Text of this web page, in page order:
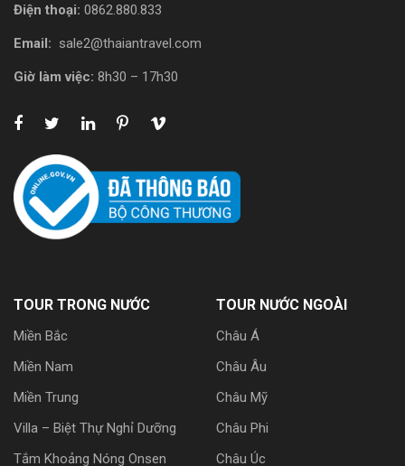
Điện thoại: 0862.880.833
Email: sale2@thaiantravel.com
Giờ làm việc: 8h30 – 17h30
TOUR TRONG NƯỚC
Miền Bắc
Miền Nam
Miền Trung
Villa – Biệt Thự Nghỉ Dưỡng
Tắm Khoảng Nóng Onsen
TOUR NƯỚC NGOÀI
Châu Á
Châu Âu
Châu Mỹ
Châu Phi
Châu Úc